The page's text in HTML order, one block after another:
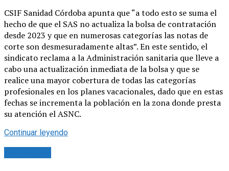
CSIF Sanidad Córdoba apunta que “a todo esto se suma el
hecho de que el SAS no actualiza la bolsa de contratación
desde 2023 y que en numerosas categorías las notas de
corte son desmesuradamente altas”. En este sentido, el
sindicato reclama a la Administración sanitaria que lleve a
cabo una actualización inmediata de la bolsa y que se
realice una mayor cobertura de todas las categorías
profesionales en los planes vacacionales, dado que en estas
fechas se incrementa la población en la zona donde presta
su atención el ASNC.
Continuar leyendo